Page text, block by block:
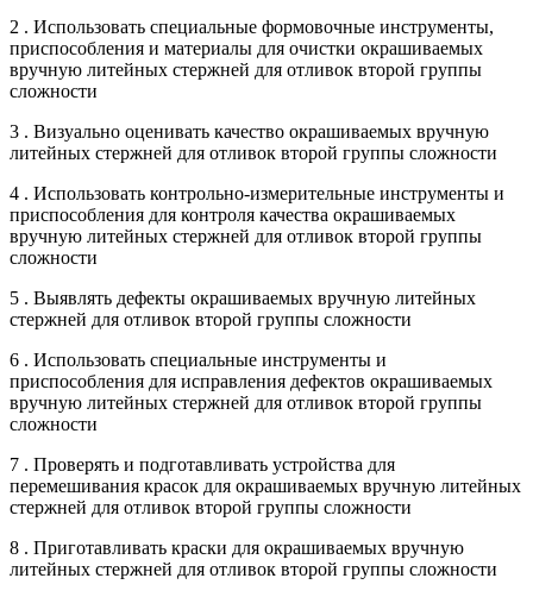
2 . Использовать специальные формовочные инструменты,
приспособления и материалы для очистки окрашиваемых
вручную литейных стержней для отливок второй группы
сложности
3 . Визуально оценивать качество окрашиваемых вручную
литейных стержней для отливок второй группы сложности
4 . Использовать контрольно-измерительные инструменты и
приспособления для контроля качества окрашиваемых
вручную литейных стержней для отливок второй группы
сложности
5 . Выявлять дефекты окрашиваемых вручную литейных
стержней для отливок второй группы сложности
6 . Использовать специальные инструменты и
приспособления для исправления дефектов окрашиваемых
вручную литейных стержней для отливок второй группы
сложности
7 . Проверять и подготавливать устройства для
перемешивания красок для окрашиваемых вручную литейных
стержней для отливок второй группы сложности
8 . Приготавливать краски для окрашиваемых вручную
литейных стержней для отливок второй группы сложности